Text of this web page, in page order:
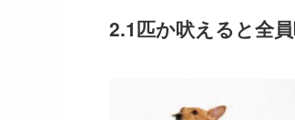
2.1匹か吠えると全